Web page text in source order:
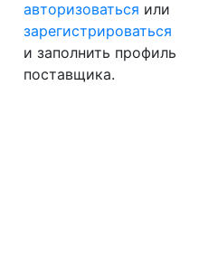
авторизоваться или
зарегистрироваться
и заполнить профиль
поставщика.